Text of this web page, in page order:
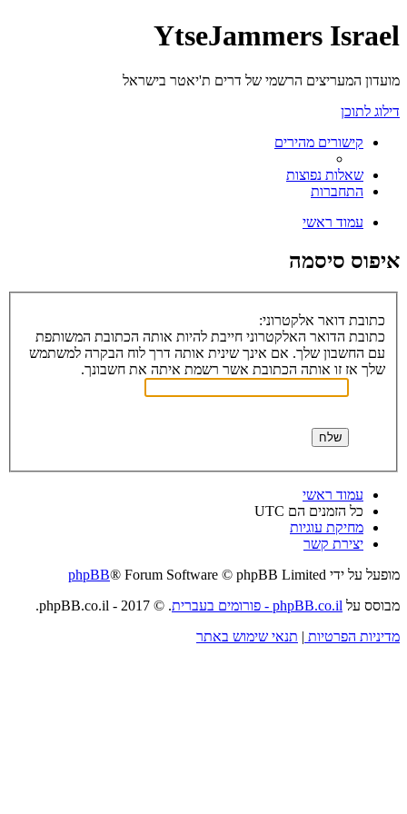
YtseJammers Israel
מועדון המעריצים הרשמי של דרים ת'יאטר בישראל
דילוג לתוכן
קישורים מהירים
שאלות נפוצות
התחברות
עמוד ראשי
איפוס סיסמה
כתובת דואר אלקטרוני:
כתובת הדואר האלקטרוני חייבת להיות אותה הכתובת המשותפת
עם החשבון שלך. אם אינך שינית אותה דרך לוח הבקרה למשתמש
שלך אז זו אותה הכתובת אשר רשמת איתה את חשבונך.
עמוד ראשי
כל הזמנים הם UTC
מחיקת עוגיות
יצירת קשר
מופעל על ידי
phpBB® Forum Software © phpBB Limited
מבוסס על phpBB.co.il - פורומים בעברית
. © 2017 - phpBB.co.il.
מדיניות הפרטיות | תנאי שימוש באתר